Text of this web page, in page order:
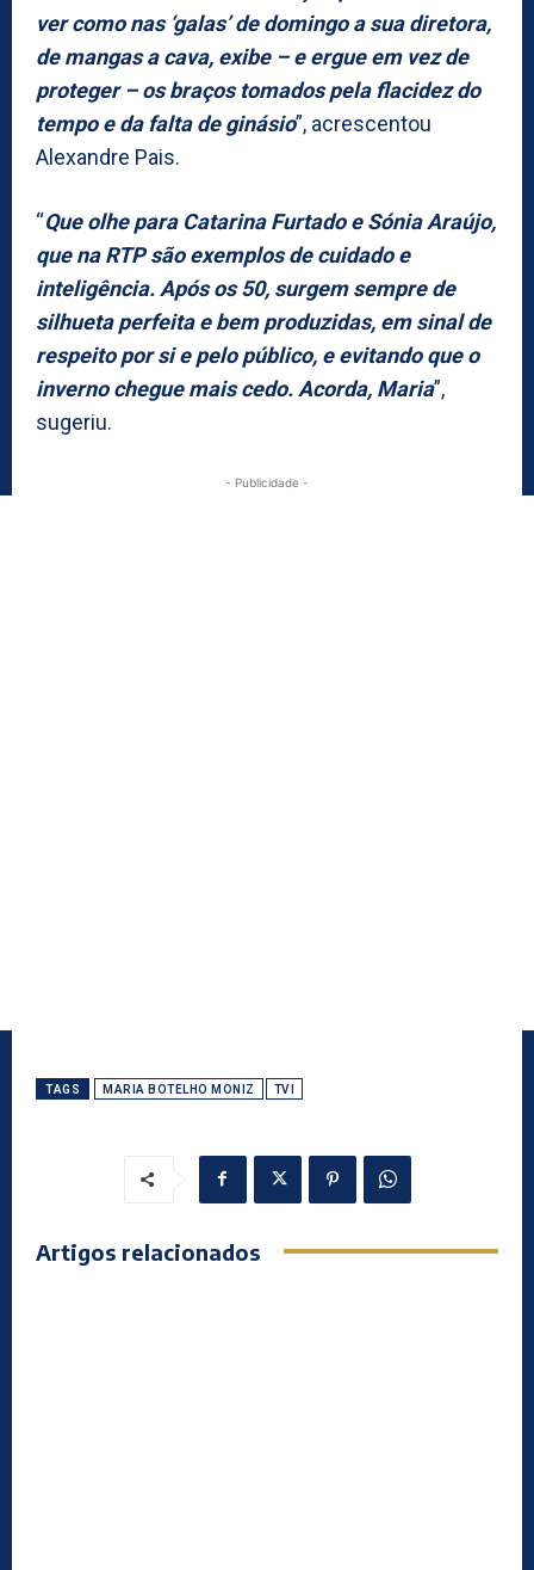
ver como nas ‘galas’ de domingo a sua diretora,
de mangas a cava, exibe – e ergue em vez de
proteger – os braços tomados pela flacidez do
tempo e da falta de ginásio”, acrescentou
Alexandre Pais.
“Que olhe para Catarina Furtado e Sónia Araújo,
que na RTP são exemplos de cuidado e
inteligência. Após os 50, surgem sempre de
silhueta perfeita e bem produzidas, em sinal de
respeito por si e pelo público, e evitando que o
inverno chegue mais cedo. Acorda, Maria”,
sugeriu.
- Publicidade -
TAGS MARIA BOTELHO MONIZ TVI
Artigos relacionados